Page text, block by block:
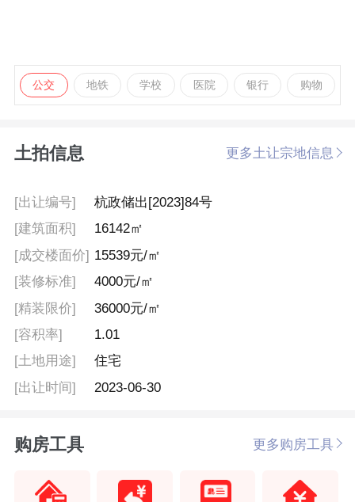
公交 地铁 学校 医院 银行 购物
土拍信息 更多土让宗地信息
[出让编号]
杭政储出[2023]84号
[建筑面积]
16142㎡
[成交楼面价] 15539元/㎡
[装修标准]
4000元/㎡
[精装限价]
36000元/㎡
[容积率]
1.01
[土地用途]
住宅
[出让时间]
2023-06-30
购房工具 更多购房工具